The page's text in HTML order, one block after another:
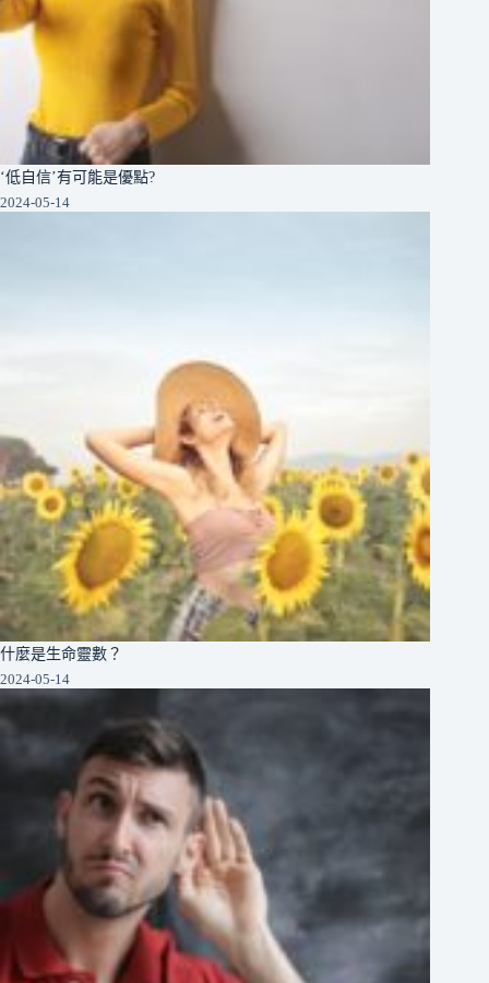
‘低自信’有可能是優點?
2024-05-14
什麼是生命靈數？
2024-05-14